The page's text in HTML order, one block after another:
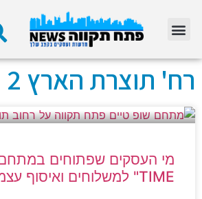
רח' תוצרת הארץ 2
מי העסקים שפתוחים
TIME" למשלוחים ואיסוף עצמי במלחמה?